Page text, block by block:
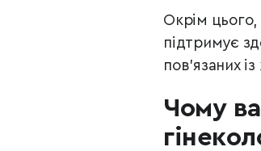
Окрім цього,
підтримує
пов’язаних
Чому